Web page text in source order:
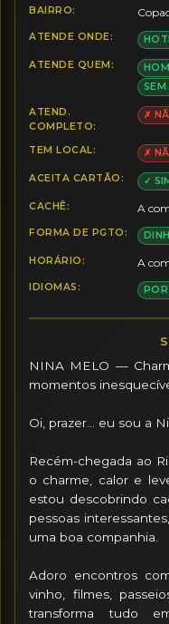
BAIRRO:
ATENDE ONDE:
ATENDE QUEM:
SEM
ATEND.
COMPLETO:
✗
TEM LOCAL: ✗
ACEITA CARTÃO: ✓
CACHÊ: A
FORMA DE PGTO:
HORÁRIO: A
IDIOMAS:
NINA MELO —
momentos
Oi, prazer… eu sou a
Recém-chegada ao
o charme, calor e
estou descobrindo
pessoas
uma boa companhia.
Adoro encontros
vinho, filmes,
transforma tudo